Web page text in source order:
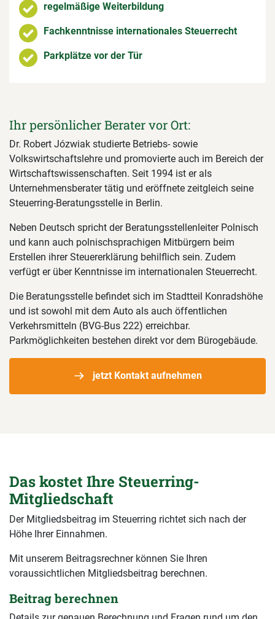
regelmäßige Weiterbildung
Fachkenntnisse internationales Steuerrecht
Parkplätze vor der Tür
Ihr persönlicher Berater vor Ort:
Dr. Robert Józwiak studierte Betriebs- sowie
Volkswirtschaftslehre und promovierte auch im Bereich der
Wirtschaftswissenschaften. Seit 1994 ist er als
Unternehmensberater tätig und eröffnete zeitgleich seine
Steuerring-Beratungsstelle in Berlin.
Neben Deutsch spricht der Beratungsstellenleiter Polnisch
und kann auch polnischsprachigen Mitbürgern beim
Erstellen ihrer Steuererklärung behilflich sein. Zudem
verfügt er über Kenntnisse im internationalen Steuerrecht.
Die Beratungsstelle befindet sich im Stadtteil Konradshöhe
und ist sowohl mit dem Auto als auch öffentlichen
Verkehrsmitteln (BVG-Bus 222) erreichbar.
Parkmöglichkeiten bestehen direkt vor dem Bürogebäude.
jetzt Kontakt aufnehmen
Das kostet Ihre Steuerring-
Mitgliedschaft
Der Mitgliedsbeitrag im Steuerring richtet sich nach der
Höhe Ihrer Einnahmen.
Mit unserem Beitragsrechner können Sie Ihren
voraussichtlichen Mitgliedsbeitrag berechnen.
Beitrag berechnen